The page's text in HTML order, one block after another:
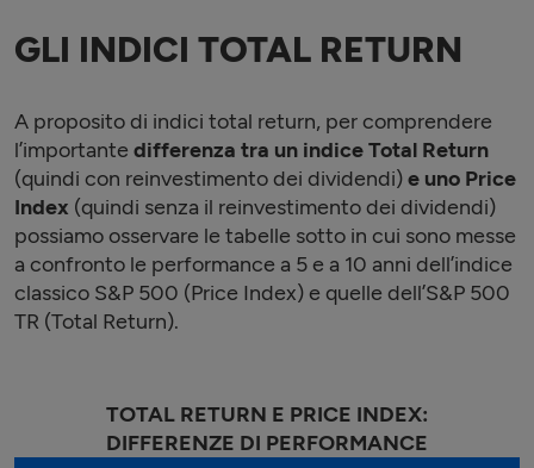
GLI INDICI TOTAL RETURN
A proposito di indici total return, per comprendere
l’importante differenza tra un indiceTotal Return
(quindi con reinvestimento dei dividendi)e uno Price
Index (quindi senza il reinvestimento dei dividendi)
possiamo osservare le tabelle sotto in cui sono messe
a confronto le performance a 5 e a 10 anni dell’indice
classico S&P 500 (Price Index) e quelle dell’S&P 500
TR (Total Return).
TOTAL RETURN E PRICE INDEX:
DIFFERENZE DI PERFORMANCE